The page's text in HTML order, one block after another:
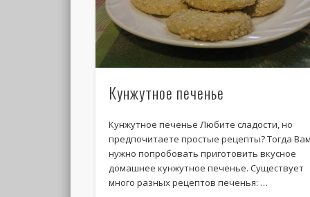
Кунжутное печенье
Кунжутное печенье Любите сладости, но
предпочитаете простые рецепты? Тогда
нужно попробовать приготовить вкусное
домашнее кунжутное печенье. Существует
много разных рецептов печенья: …